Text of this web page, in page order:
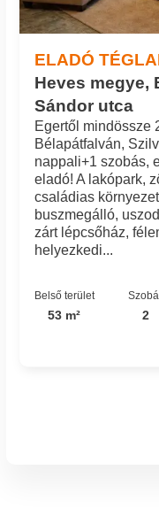
ELADÓ
Heves megye,
Sándor utca
Egertől mindössze
Bélapátfalván,
nappali+1 szobás,
eladó! A lakópark,
családias
buszmegálló,
zárt lépcsőház,
helyezkedi...
Belső terület
53 m² 2